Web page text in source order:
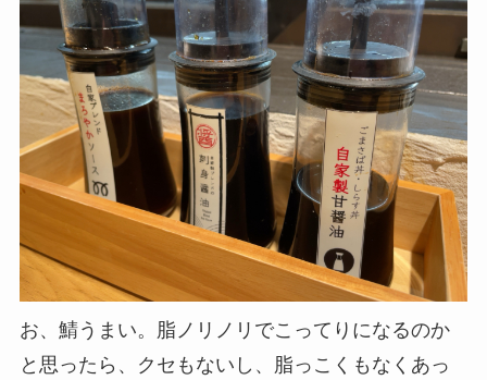
お、鯖うまい。脂ノリノリでこってりになるのか
と思ったら、クセもないし、脂っこくもなくあっ